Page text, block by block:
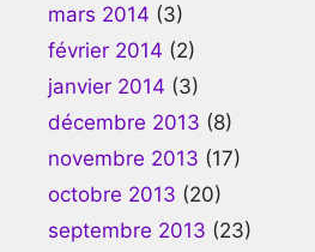
mars 2014 (3)
février 2014 (2)
janvier 2014 (3)
décembre 2013 (8)
novembre 2013 (17)
octobre 2013 (20)
septembre 2013 (23)